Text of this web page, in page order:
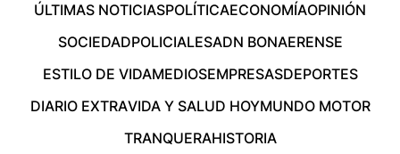
ÚLTIMAS NOTICIASPOLÍTICAECONOMÍAOPINIÓN
SOCIEDADPOLICIALESADN BONAERENSE
ESTILO DE VIDAMEDIOSEMPRESASDEPORTES
DIARIO EXTRAVIDA Y SALUD HOYMUNDO MOTOR
TRANQUERAHISTORIA